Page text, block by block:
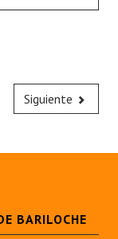
Siguiente
BARILOCHE